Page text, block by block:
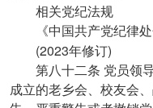
相关党纪法规
《中国共产党纪律处
(2023年修订)
第八十二条 党员领
成立的老乡会、校友会